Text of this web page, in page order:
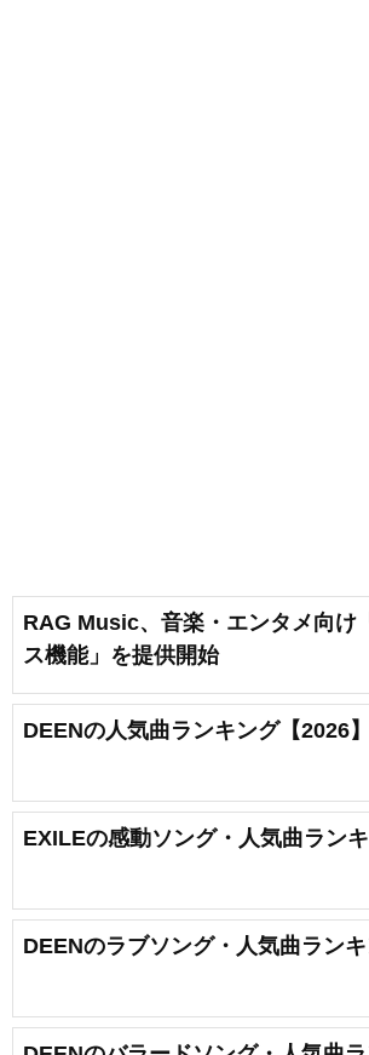
RAG Music、音楽・エンタメ向け
ス機能」を提供開始
DEENの人気曲ランキング【2026】
EXILEの感動ソング・人気曲ランキ
DEENのラブソング・人気曲ランキ